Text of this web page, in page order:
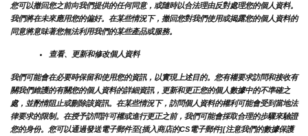
您可以撤回您之前向我們提供的任何同意，或隨時以合法理由反對處理您的個人資料。
我們將在未來應用您的偏好。在某些情況下，撤回您對我們使用或揭露您的個人資料的
同意將意味著您無法利用我們的某些產品或服務。
查看、更新和修改個人資料
我們可能會在必要時保留和使用您的資訊，以實現上述目的。您有權要求訪問和接收有
關我們維護的有關您的個人資料的詳細資訊，更新和更正您的個人數據中的不準確之
處，並酌情阻止或刪除該資訊。在某些情況下，訪問個人資料的權利可能會受到當地法
律要求的限制。在授予訪問許可權或進行更正之前，我們可能會採取合理的步驟來驗證
您的身份。您可以通過發送電子郵件至{插入商店的CS電子郵件][注意我們的數據保護